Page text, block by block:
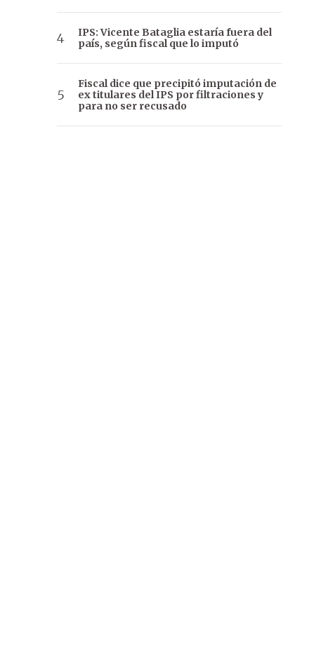
IPS: Vicente Bataglia estaría fuera del
país, según fiscal que lo imputó
Fiscal dice que precipitó imputación de
ex titulares del IPS por filtraciones y
para no ser recusado